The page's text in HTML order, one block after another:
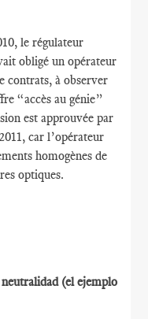
le régulateur
obligé un opérateur
contrats, à observer
“accès au génie”
est approuvée par
car l’opérateur
homogènes de
optiques.
(el ejemplo